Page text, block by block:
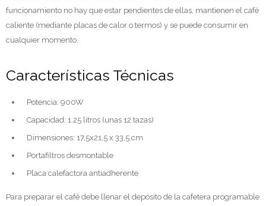
funcionamiento no hay que estar pendientes de ellas, mantienen el café
caliente (mediante placas de calor o termos) y se puede consumir en
cualquier momento.
Características Técnicas
Potencia: 900W
Capacidad: 1.25 litros (unas 12 tazas)
Dimensiones: 17,5x21,5 x 33,5 cm
Portafiltros desmontable
Placa calefactora antiadherente
Para preparar el café debe llenar el depósito de la cafetera programable